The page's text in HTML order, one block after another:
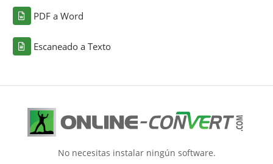
PDF a Word
Escaneado a Texto
No necesitas instalar ningún software.